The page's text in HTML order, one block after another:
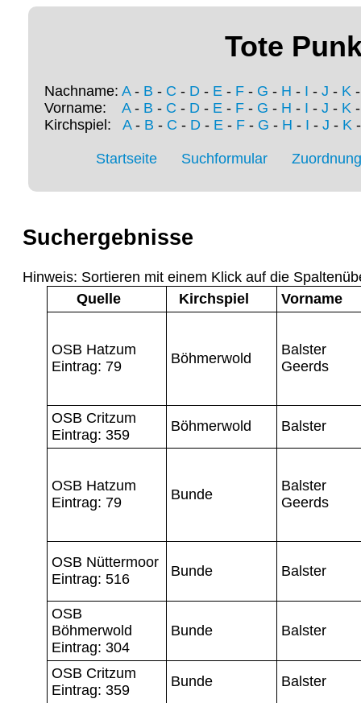
Tote
Nachname: A- B - C - D - E - F - G - H - I - J - K
Vorname: A- B - C - D - E - F - G - H - I - J - K
Kirchspiel: A- B - C - D- E- F- G - H - I - J - K
Startseite Suchformular
Suchergebnisse
Hinweis: Sortieren mit einem Klick auf die
Quelle
Kirchspiel Vorname
OSB Hatzum
Eintrag: 79
Böhmerwold
Balster
Geerds
OSB Critzum
Eintrag: 359
Böhmerwold Balster
OSB Hatzum
Eintrag: 79
Bunde
Balster
Geerds
OSB Nüttermoor
Eintrag: 516
Bunde Balster
OSB
Böhmerwold
Eintrag: 304
Bunde Balster
OSB Critzum
Eintrag: 359
Bunde Balster